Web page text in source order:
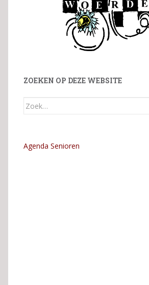
ZOEKEN OP DEZE WEBSITE
Zoek
Agenda Senioren